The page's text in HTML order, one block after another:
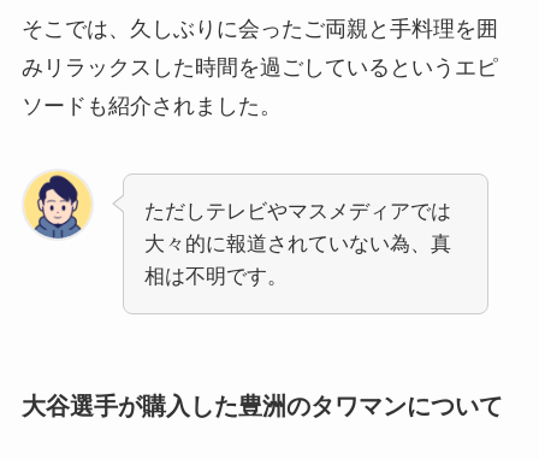
そこでは、久しぶりに会ったご両親と手料理を囲
みリラックスした時間を過ごしているというエピ
ソードも紹介されました。
ただしテレビやマスメディアでは
大々的に報道されていない為、真
相は不明です。
大谷選手が購入した豊洲のタワマンについて